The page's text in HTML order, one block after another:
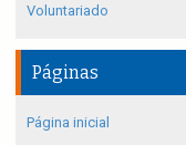
Voluntariado
Páginas
Página inicial